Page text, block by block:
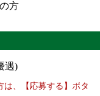
方
遇)
、【応募する】ボタ